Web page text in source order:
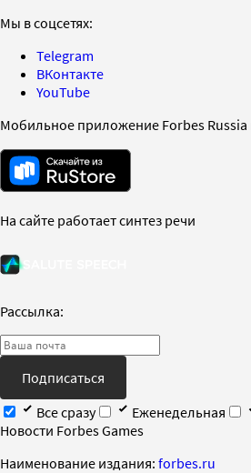
Мы в соцсетях:
Telegram
ВКонтакте
YouTube
Мобильное приложение Forbes Russia
На сайте работает синтез речи
Рассылка:
Подписаться
Все сразу
Еженедельная
Новости Forbes Games
Наименование издания: forbes.ru